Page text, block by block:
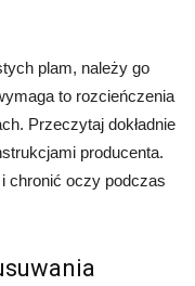
plam, należy go
to rozcieńczenia
Przeczytaj dokładnie
producenta.
chronić oczy podczas